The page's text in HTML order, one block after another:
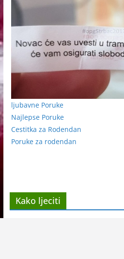
ljubavne Poruke
Najlepse Poruke
Cestitka za Rodendan
Poruke za rodendan
Kako ljeciti